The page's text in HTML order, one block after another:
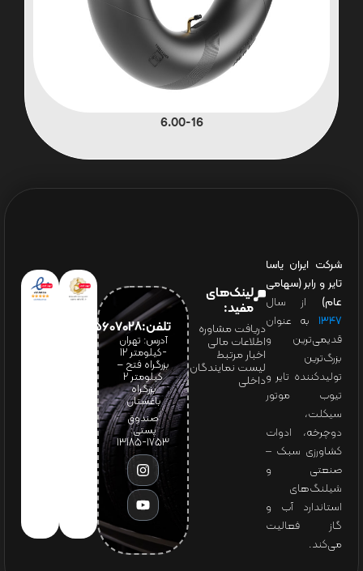
6.00-16
شرکت ایران یاسا
تایر و رابر (سهامی
عام) از سال
۱۳۴۷ به عنوان
قدیمی‌ترین و
بزرگ‌ترین
تولیدکننده تایر و
تیوب موتور
سیکلت،
دوچرخه، ادوات
کشاورزی سبک –
صنعتی و
شیلنگ‌های
استاندارد آب و
گاز فعالیت
می‌کند.
لینک‌های
مفید:
دریافت مشاوره
اطلاعات مالی
اخبار مرتبط
لیست نمایندگان
داخلی
تلفن:65607028(021)
آدرس: تهران
-کیلومتر 12
بزرگراه فتح –
کیلومتر ۲
بزرگراه
باغستان
صندوق
پستی:
1753-13185